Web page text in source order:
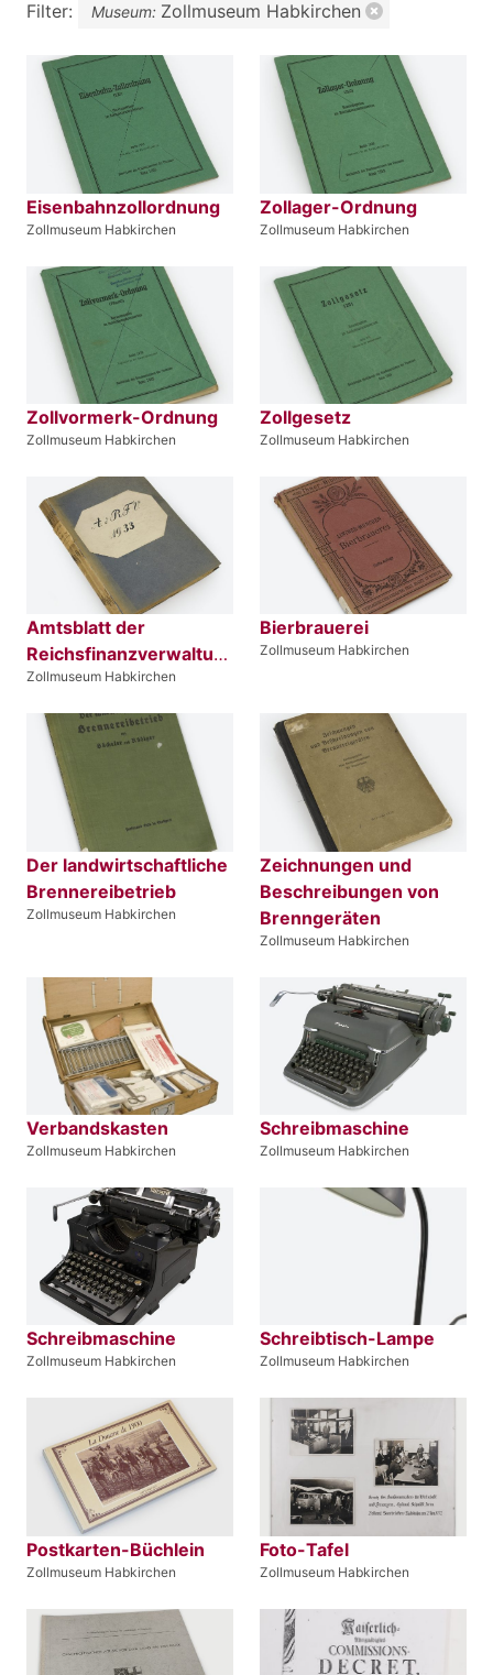
Filter: Museum: Zollmuseum Habkirchen
Eisenbahnzollordnung
Zollmuseum Habkirchen
Zollager-Ordnung
Zollmuseum Habkirchen
Zollvormerk-Ordnung
Zollmuseum Habkirchen
Zollgesetz
Zollmuseum Habkirchen
Amtsblatt der
Reichsfinanzverwaltung
Zollmuseum Habkirchen
Bierbrauerei
Zollmuseum Habkirchen
Der landwirtschaftliche
Brennereibetrieb
Zollmuseum Habkirchen
Zeichnungen und
Beschreibungen von
Brenngeräten
Zollmuseum Habkirchen
Verbandskasten
Zollmuseum Habkirchen
Schreibmaschine
Zollmuseum Habkirchen
Schreibmaschine
Zollmuseum Habkirchen
Schreibtisch-Lampe
Zollmuseum Habkirchen
Postkarten-Büchlein
Zollmuseum Habkirchen
Foto-Tafel
Zollmuseum Habkirchen